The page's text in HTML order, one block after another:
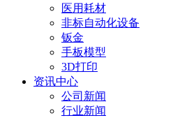
医用耗材
非标自动化设备
钣金
手板模型
3D打印
资讯中心
公司新闻
行业新闻